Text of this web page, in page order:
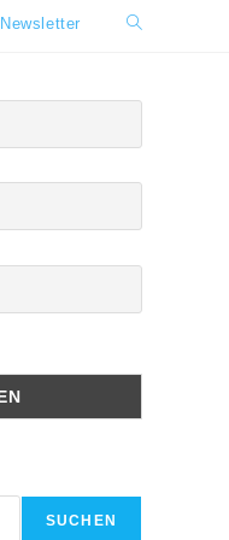
Newsletter Website-
SUCHEN